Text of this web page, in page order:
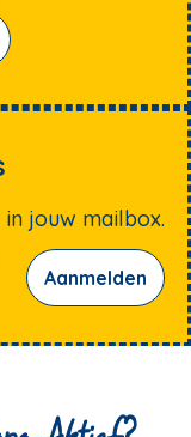
jouw mailbox.
Aanmelden